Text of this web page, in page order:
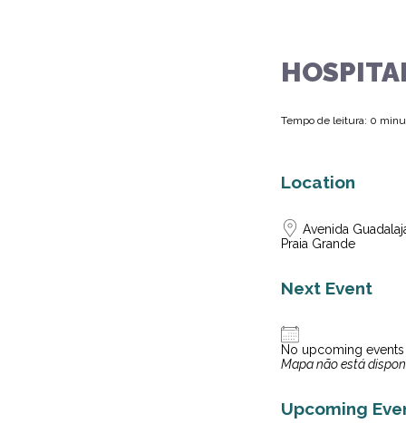
Tempo de leitura: 0
Location
Avenida
Praia Grande
Next Event
No upcoming events
Mapa não está
Upcoming